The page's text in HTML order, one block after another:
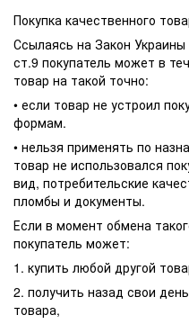
Покупка качественного
Ссылаясь на Закон
ст.9 покупатель может в
товар на такой точно:
• если товар не устроил
формам.
• нельзя применять по
товар не использовался
вид, потребительские
пломбы и документы.
Если в момент обмена
покупатель может:
1. купить любой другой
2. получить назад свои
товара,